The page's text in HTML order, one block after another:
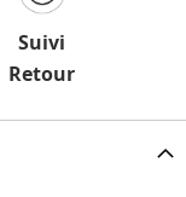
Suivi
Retour